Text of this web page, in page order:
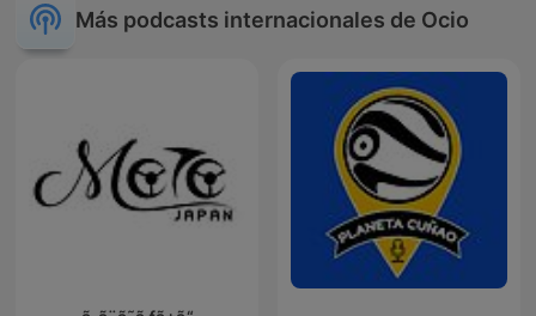
Más podcasts internacionales de Ocio